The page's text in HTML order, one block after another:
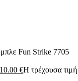
μπλε Fun Strike 7705
10.00 €Η τρέχουσα τιμή